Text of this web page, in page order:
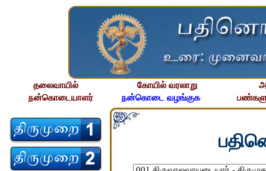
தலைவாயில் கோயில் வரலாறு
நன்கொடையாளர்
நன்கொடை வழங்குக